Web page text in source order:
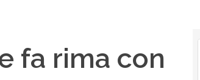
fa rima con